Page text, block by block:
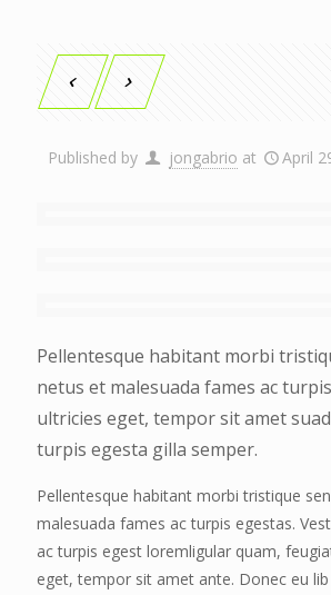
Published by jongabrio at April
Pellentesque habitant morbi
netus et malesuada fames ac
ultricies eget, tempor sit amet
turpis egesta gilla semper.
Pellentesque habitant morbi tristique
malesuada fames ac turpis egestas.
ac turpis egest loremligular quam,
eget, tempor sit amet ante. Donec eu